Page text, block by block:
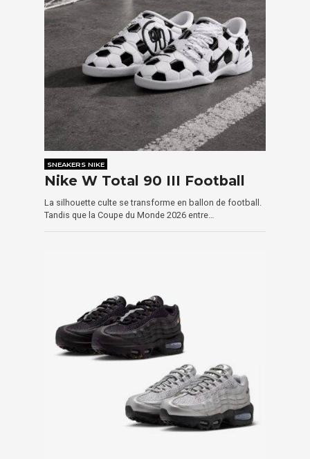
SNEAKERS NIKE
Nike W Total 90 III Football
La silhouette culte se transforme en ballon de football.
Tandis que la Coupe du Monde 2026 entre…